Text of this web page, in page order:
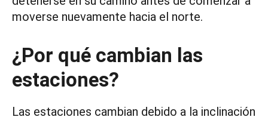
moverse nuevamente hacia el norte.
¿Por qué cambian las
estaciones?
Las estaciones cambian debido a la inclinación